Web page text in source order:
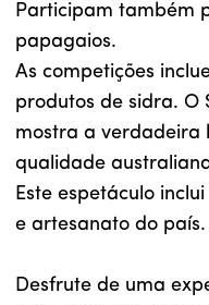
Participam também
papagaios.
As competições
produtos de sidra. O
mostra a verdadeira
qualidade
Este espetáculo
e artesanato do país.
Desfrute de uma